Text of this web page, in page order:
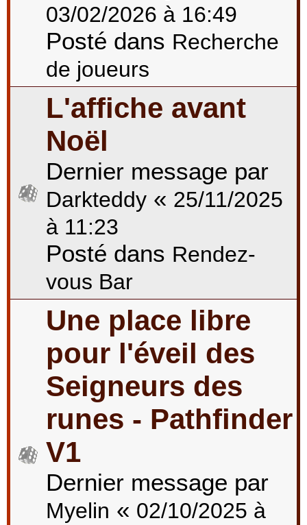
03/02/2026 à 16:49
Posté dans Recherche
de joueurs
L'affiche avant
Noël
Dernier message par
Darkteddy « 25/11/2025
à 11:23
Posté dans Rendez-
vous Bar
Une place libre
pour l'éveil des
Seigneurs des
runes - Pathfinder
V1
Dernier message par
Myelin « 02/10/2025 à